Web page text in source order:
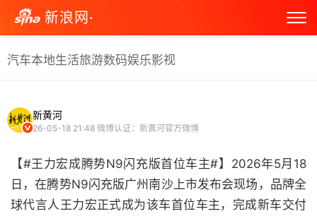
新浪网·
汽车本地生活旅游数码娱乐影视
新黄河
26-05-18 21:48 微博认证：新黄河官方微博
【#王力宏成腾势N9闪充版首位车主#】2026年5月18
日，在腾势N9闪充版广州南沙上市发布会现场，品牌全
球代言人王力宏正式成为该车首位车主，完成新车交付